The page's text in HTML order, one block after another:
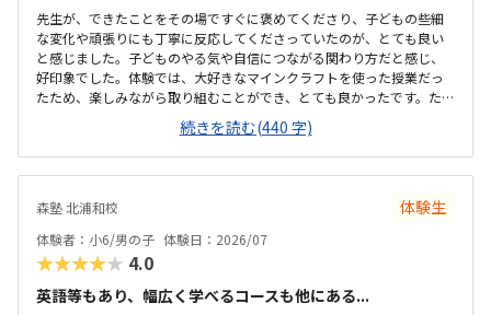
先生が、できたことをその場ですぐに褒めてくださり、子どもの些細
な変化や頑張りにも丁寧に反応してくださっていたのが、とても良い
と感じました。子どものやる気や自信につながる関わり方だと感じ、
好印象でした。体験では、大好きなマインクラフトを使った授業だっ
たため、楽しみながら取り組むことができ、とても良かったです。た
だ、今後もずっとマインクラフトを使った内容ではないと伺ったの
で、その後も興味を持って取り組めるかどうかは少し気になる点でし
た。教室は自宅から15分ほどの距離にあり、通いやすいと感じまし
た。また、駐車場もあるため、送り迎えもしやすく、安心して通わせ
ているわけではありませんが、壁などで視線が分散しにくい工夫がさ
れており、集中しやすい雰囲気だと感じました。月4回（1回50分）で
約12,000円という料金は、我が家にとってはや...
続きを読む(440 字)
森塾 北浦和校 体験生
体験者：小6/男の子 体験日：2026/07
★★★★★ 4.0
英語等もあり、幅広く学べるコースも他にある...